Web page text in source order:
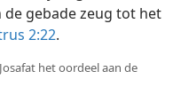
gebade zeug tot het
2:22.
het oordeel aan de